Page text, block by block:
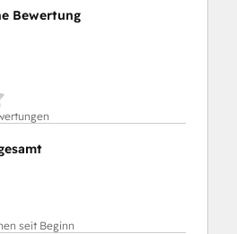
Bewertung
seit Beginn